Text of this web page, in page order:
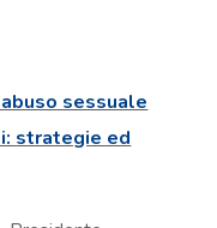
sessuale
strategie ed